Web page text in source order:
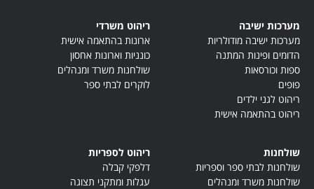
מערכות ישיבה
מערכות ישיבה מודולריות
הדומים ופינות המתנה
ספות וכורסאות
פופים
ריהוט לגני ילדים
ריהוט בהתאמה אישית
ריהוט משרדי
ארונות בהתאמה אישית
כונניות וארונות אחסון
שולחנות משרד ומנהלים
לוקרים לבתי ספר
שולחנות
שולחנות לבתי ספר וספריות
שולחנות משרד ומנהלים
ריהוט לספריות
דלפקי קבלה
עגלות ומתקני תצוגה